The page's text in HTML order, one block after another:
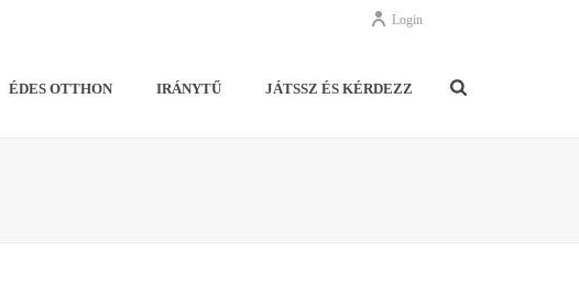
Login
ÉDES OTTHON IRÁNYTŰ JÁTSSZ ÉS KÉRDEZZ